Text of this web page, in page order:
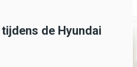
de Hyundai